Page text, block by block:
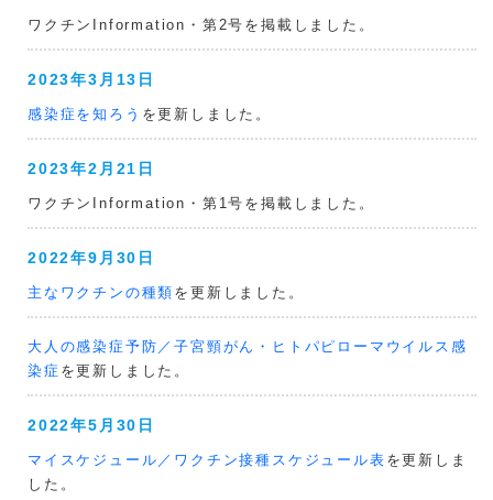
ワクチンInformation・第2号を掲載しました。
2023年3月13日
感染症を知ろう を更新しました。
2023年2月21日
ワクチンInformation・第1号を掲載しました。
2022年9月30日
主なワクチンの種類 を更新しました。
大人の感染症予防／子宮頸がん・ヒトパピローマウイルス感
染症 を更新しました。
2022年5月30日
マイスケジュール／ワクチン接種スケジュール表 を更新しま
した。